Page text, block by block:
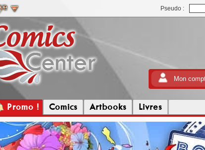
Pseudo :
Mon
Promo ! Comics Artbooks Livres